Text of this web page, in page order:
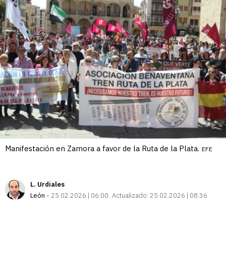
Manifestación en Zamora a favor de la Ruta de la Plata. EFE
L. Urdiales
León
25.02.2026 | 06:00 Actualizado: 25.02.2026 | 08:36